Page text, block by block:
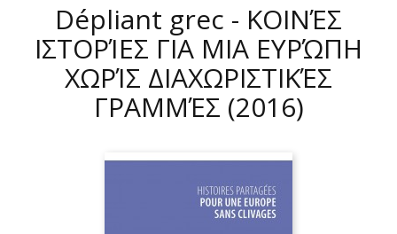
Dépliant grec - ΚΟΙΝΈΣ
ΙΣΤΟΡΊΕΣ ΓΙΑ ΜΙΑ ΕΥΡΏΠΗ
ΧΩΡΊΣ ΔΙΑΧΩΡΙΣΤΙΚΈΣ
ΓΡΑΜΜΈΣ (2016)